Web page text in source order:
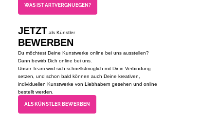
WAS IST ARTVERGNUEGEN?
JETZT als Künstler
BEWERBEN
Du möchtest Deine Kunstwerke online bei uns ausstellen?
Dann bewirb Dich online bei uns.
Unser Team wird sich schnellstmöglich mit Dir in Verbindung
setzen, und schon bald können auch Deine kreativen,
individuellen Kunstwerke von Liebhabern gesehen und online
bestellt werden.
ALS KÜNSTLER BEWERBEN